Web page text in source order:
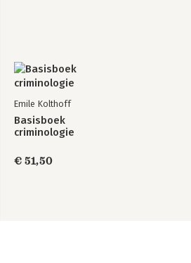
Emile Kolthoff
Basisboek
criminologie
€ 51,50